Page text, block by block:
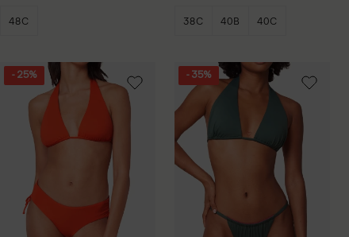
48C 38C 40B 40C
- 25% - 35%